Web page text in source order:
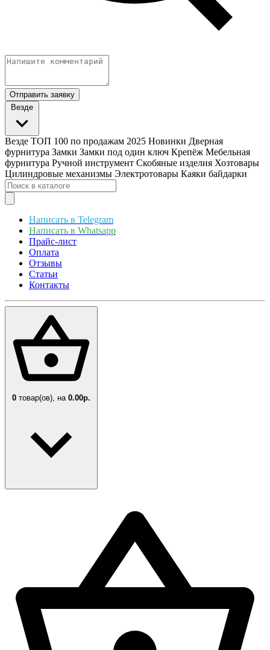
Отправить заявку
Везде
Везде ТОП 100 по продажам 2025 Новинки Дверная
фурнитура Замки Замки под один ключ Крепёж Мебельная
фурнитура Ручной инструмент Скобяные изделия Хозтовары
Цилиндровые механизмы Электротовары Каяки байдарки
Написать в Telegram
Написать в Whatsapp
Прайс-лист
Оплата
Отзывы
Статьи
Контакты
0 товар(ов), на 0.00р.